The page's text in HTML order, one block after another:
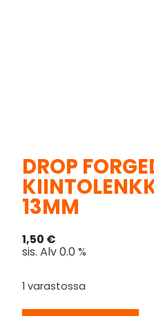
DROP
13MM
1,50 €
sis. Alv 0.0 %
1 varastossa